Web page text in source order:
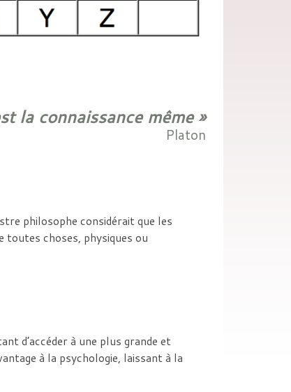
la connaissance même »
Platon
philosophe considérait que les
choses, physiques ou
d’accéder à une plus grande et
à la psychologie, laissant à la